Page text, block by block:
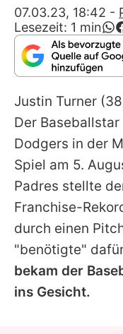
07.03.23, 18:42 -
Lesezeit: 1 min
Justin Turner
Der
Dodgers in der
Spiel am 5.
Padres stellte
Franchise-
durch einen
"benötigte"
bekam der
ins Gesicht.